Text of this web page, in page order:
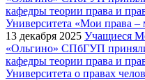
13 декабря 2025 Учащиеся
«Ольгино» СПбГУП приняли
кафедры теории права и
Университета о правах